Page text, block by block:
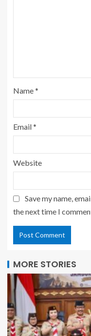
Name*
Email*
Website
Save my name,
the next time I
MORE STORIES